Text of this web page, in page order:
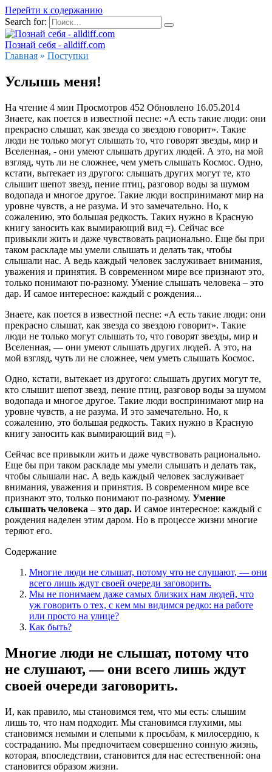
Перейти к содержанию
Search for:
Познай себя - alldiff.com
Главная » Поступки
Услышь меня!
На чтение 4 мин Просмотров 452 Обновлено 16.05.2014
Знаете, как поется в известной песне: «А есть такие люди: они
прекрасно слышат, как звезда со звездою говорит». Такие
люди не только могут слышать то, что говорят звезды, мир и
Вселенная, - они умеют слышать других людей. А это, на мой
взгляд, чуть ли не сложнее, чем уметь слышать Космос. Одно,
кстати, вытекает из другого: слышать других могут те, кто
слышит шепот звезд, пение птиц, разговор воды за шумом
водопада и многое другое. Такие люди воспринимают мир на
уровне чувств, а не разума. И это замечательно. Но, к
сожалению, это большая редкость. Таких нужно в Красную
книгу заносить как вымирающий вид =). Сейчас все
привыкли жить и даже чувствовать рационально. Еще бы при
таком раскладе мы умели слышать и делать так, чтобы
слышали нас. А ведь каждый человек заслуживает внимания,
уважения и принятия. В современном мире все признают это,
только понимают по-разному. Умение слышать человека – это
дар. И самое интересное: каждый с рождения...
Знаете, как поется в известной песне: «А есть такие люди: они
прекрасно слышат, как звезда со звездою говорит». Такие
люди не только могут слышать то, что говорят звезды, мир и
Вселенная, — они умеют слышать других людей. А это, на
мой взгляд, чуть ли не сложнее, чем уметь слышать Космос.
Одно, кстати, вытекает из другого: слышать других могут те,
кто слышит шепот звезд, пение птиц, разговор воды за шумом
водопада и многое другое. Такие люди воспринимают мир на
уровне чувств, а не разума. И это замечательно. Но, к
сожалению, это большая редкость. Таких нужно в Красную
книгу заносить как вымирающий вид =).
Сейчас все привыкли жить и даже чувствовать рационально.
Еще бы при таком раскладе мы умели слышать и делать так,
чтобы слышали нас. А ведь каждый человек заслуживает
внимания, уважения и принятия. В современном мире все
признают это, только понимают по-разному. Умение
слышать человека – это дар. И самое интересное: каждый с
рождения наделен этим даром. Но в процессе жизни многие
теряют его.
Содержание
Многие люди не слышат, потому что не слушают, — они
всего лишь ждут своей очереди заговорить.
Мы не понимаем даже самых близких нам людей, что
уж говорить о тех, с кем мы видимся редко: на работе
или просто на улице?
Как быть?
Многие люди не слышат, потому что
не слушают, — они всего лишь ждут
своей очереди заговорить.
И, как правило, мы становимся тем, что мы есть: слышим
лишь то, что нам подходит. Мы становимся глухими, мы
становимся немыми и слепыми к просьбам, к милосердию, к
состраданию. Мы предпочитаем совершенно сонную жизнь,
которая, впоследствии, становится для нас естественной: она
становится образом жизни.